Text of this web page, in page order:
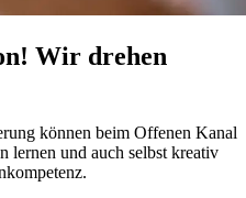
Wir drehen
können beim Offenen Kanal
lernen und auch selbst kreativ